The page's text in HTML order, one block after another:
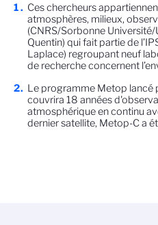
Ces chercheurs
atmosphères, milieux,
(CNRS/Sorbonne
Quentin) qui fait partie de
Laplace) regroupant neuf
de recherche concernent
Le programme Metop lancé
couvrira 18 années
atmosphérique en continu
dernier satellite, Metop-C a